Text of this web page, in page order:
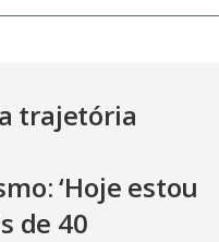
o
trajetória
‘Hoje estou
de 40